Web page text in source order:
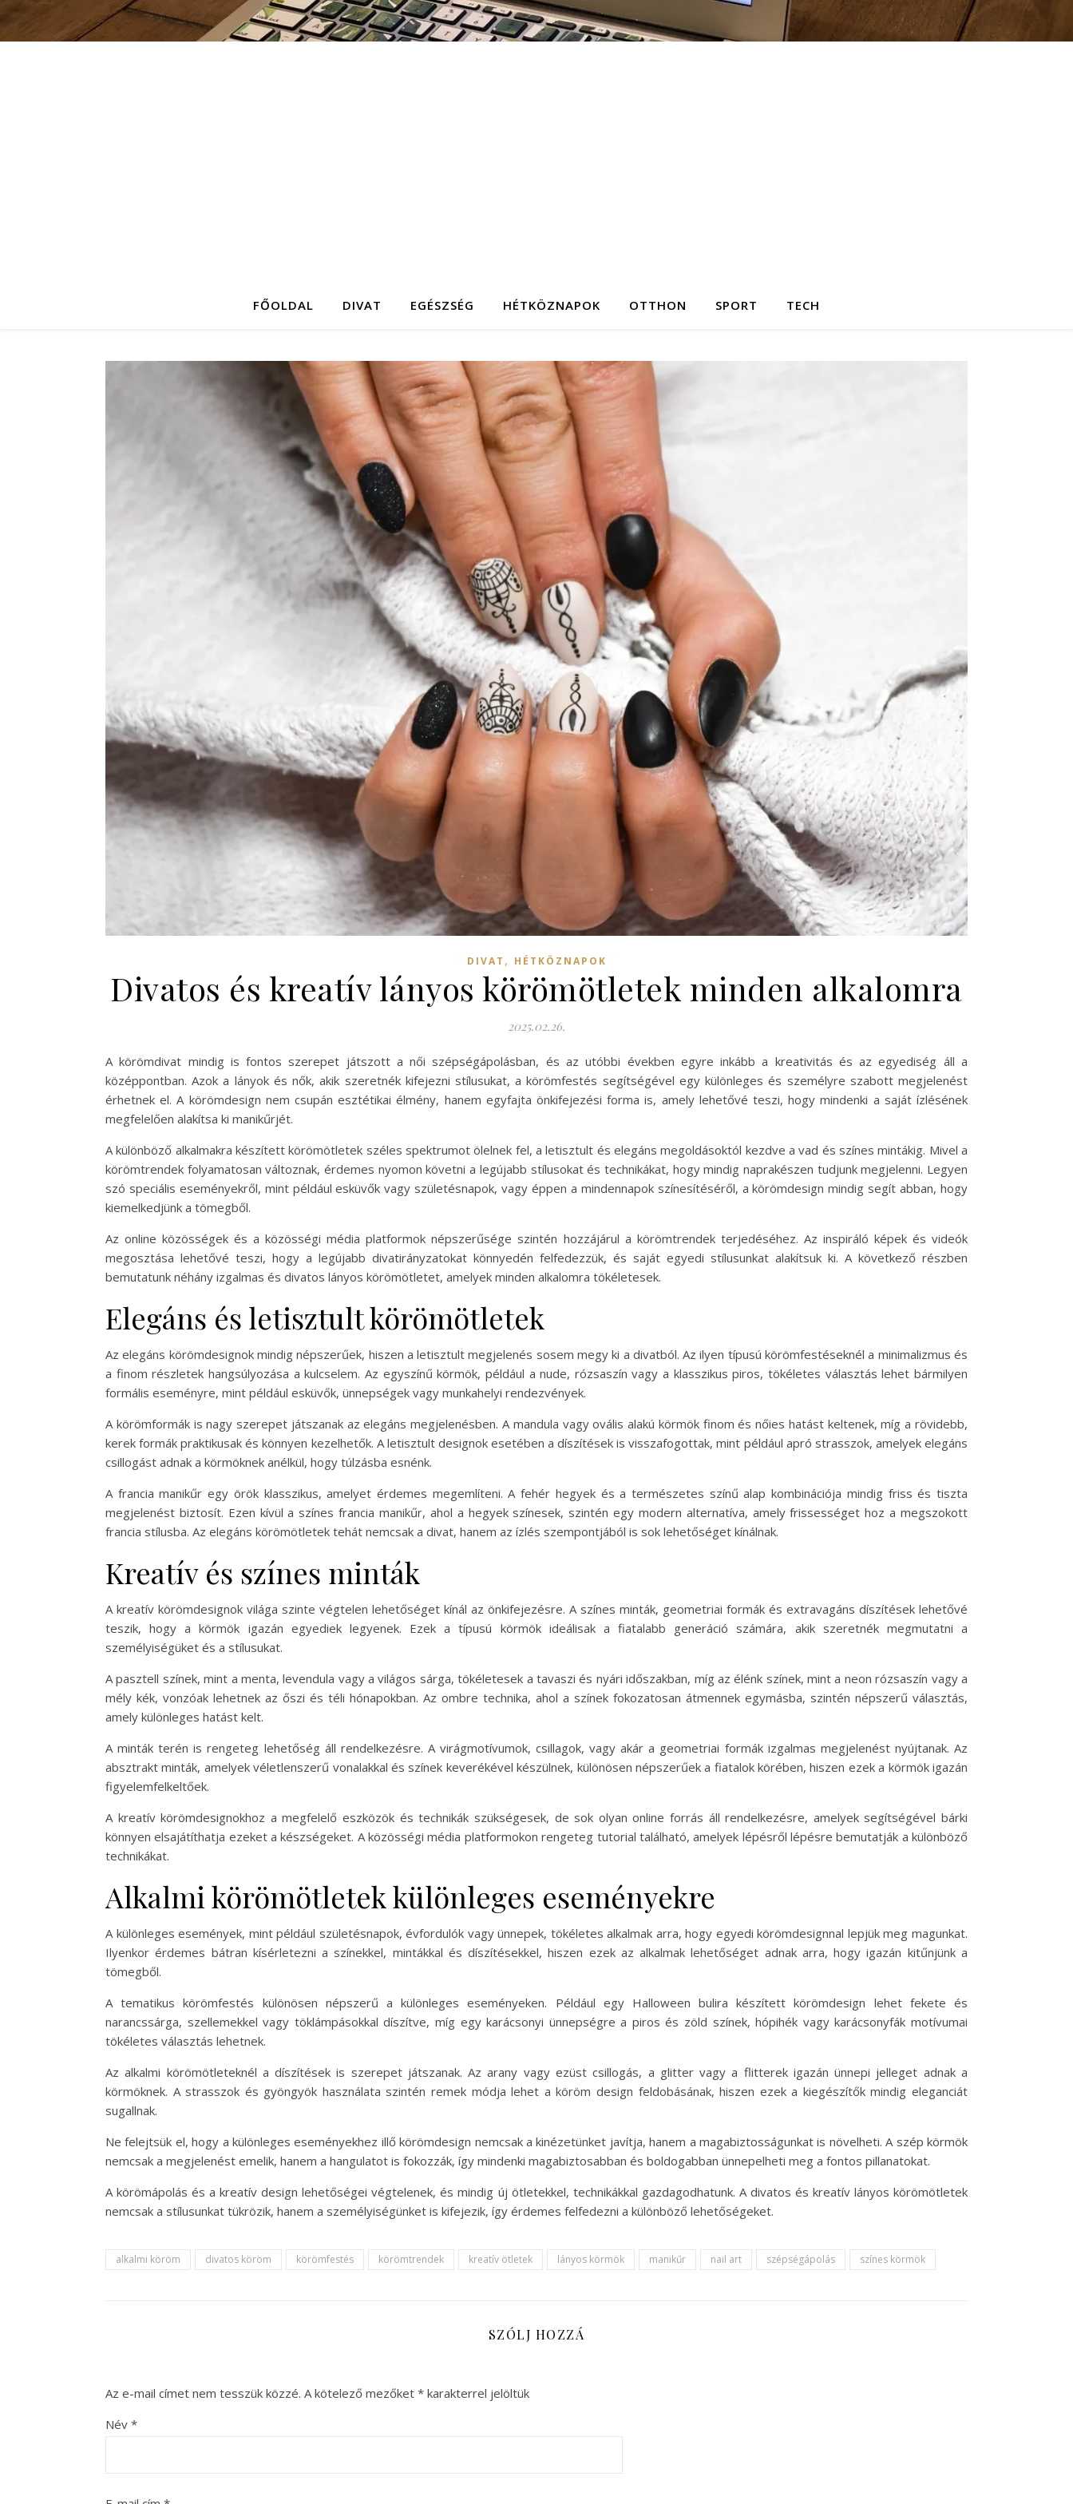
FŐOLDAL DIVAT EGÉSZSÉG HÉTKÖZNAPOK OTTHON SPORT TECH
DIVAT , HÉTKÖZNAPOK
Divatos és kreatív lányos körömötletek minden alkalomra
2025.02.26.
A körömdivat mindig is fontos szerepet játszott a női szépségápolásban, és az utóbbi években egyre inkább a kreativitás és az egyediség áll a
középpontban. Azok a lányok és nők, akik szeretnék kifejezni stílusukat, a körömfestés segítségével egy különleges és személyre szabott megjelenést
érhetnek el. A körömdesign nem csupán esztétikai élmény, hanem egyfajta önkifejezési forma is, amely lehetővé teszi, hogy mindenki a saját ízlésének
megfelelően alakítsa ki manikűrjét.
A különböző alkalmakra készített körömötletek széles spektrumot ölelnek fel, a letisztult és elegáns megoldásoktól kezdve a vad és színes mintákig. Mivel a
körömtrendek folyamatosan változnak, érdemes nyomon követni a legújabb stílusokat és technikákat, hogy mindig naprakészen tudjunk megjelenni. Legyen
szó speciális eseményekről, mint például esküvők vagy születésnapok, vagy éppen a mindennapok színesítéséről, a körömdesign mindig segít abban, hogy
kiemelkedjünk a tömegből.
Az online közösségek és a közösségi média platformok népszerűsége szintén hozzájárul a körömtrendek terjedéséhez. Az inspiráló képek és videók
megosztása lehetővé teszi, hogy a legújabb divatirányzatokat könnyedén felfedezzük, és saját egyedi stílusunkat alakítsuk ki. A következő részben
bemutatunk néhány izgalmas és divatos lányos körömötletet, amelyek minden alkalomra tökéletesek.
Elegáns és letisztult körömötletek
Az elegáns körömdesignok mindig népszerűek, hiszen a letisztult megjelenés sosem megy ki a divatból. Az ilyen típusú körömfestéseknél a minimalizmus és
a finom részletek hangsúlyozása a kulcselem. Az egyszínű körmök, például a nude, rózsaszín vagy a klasszikus piros, tökéletes választás lehet bármilyen
formális eseményre, mint például esküvők, ünnepségek vagy munkahelyi rendezvények.
A körömformák is nagy szerepet játszanak az elegáns megjelenésben. A mandula vagy ovális alakú körmök finom és nőies hatást keltenek, míg a rövidebb,
kerek formák praktikusak és könnyen kezelhetők. A letisztult designok esetében a díszítések is visszafogottak, mint például apró strasszok, amelyek elegáns
csillogást adnak a körmöknek anélkül, hogy túlzásba esnénk.
A francia manikűr egy örök klasszikus, amelyet érdemes megemlíteni. A fehér hegyek és a természetes színű alap kombinációja mindig friss és tiszta
megjelenést biztosít. Ezen kívül a színes francia manikűr, ahol a hegyek színesek, szintén egy modern alternatíva, amely frissességet hoz a megszokott
francia stílusba. Az elegáns körömötletek tehát nemcsak a divat, hanem az ízlés szempontjából is sok lehetőséget kínálnak.
Kreatív és színes minták
A kreatív körömdesignok világa szinte végtelen lehetőséget kínál az önkifejezésre. A színes minták, geometriai formák és extravagáns díszítések lehetővé
teszik, hogy a körmök igazán egyediek legyenek. Ezek a típusú körmök ideálisak a fiatalabb generáció számára, akik szeretnék megmutatni a
személyiségüket és a stílusukat.
A pasztell színek, mint a menta, levendula vagy a világos sárga, tökéletesek a tavaszi és nyári időszakban, míg az élénk színek, mint a neon rózsaszín vagy a
mély kék, vonzóak lehetnek az őszi és téli hónapokban. Az ombre technika, ahol a színek fokozatosan átmennek egymásba, szintén népszerű választás,
amely különleges hatást kelt.
A minták terén is rengeteg lehetőség áll rendelkezésre. A virágmotívumok, csillagok, vagy akár a geometriai formák izgalmas megjelenést nyújtanak. Az
absztrakt minták, amelyek véletlenszerű vonalakkal és színek keverékével készülnek, különösen népszerűek a fiatalok körében, hiszen ezek a körmök igazán
figyelemfelkeltőek.
A kreatív körömdesignokhoz a megfelelő eszközök és technikák szükségesek, de sok olyan online forrás áll rendelkezésre, amelyek segítségével bárki
könnyen elsajátíthatja ezeket a készségeket. A közösségi média platformokon rengeteg tutorial található, amelyek lépésről lépésre bemutatják a különböző
technikákat.
Alkalmi körömötletek különleges eseményekre
A különleges események, mint például születésnapok, évfordulók vagy ünnepek, tökéletes alkalmak arra, hogy egyedi körömdesignnal lepjük meg magunkat.
Ilyenkor érdemes bátran kísérletezni a színekkel, mintákkal és díszítésekkel, hiszen ezek az alkalmak lehetőséget adnak arra, hogy igazán kitűnjünk a
tömegből.
A tematikus körömfestés különösen népszerű a különleges eseményeken. Például egy Halloween bulira készített körömdesign lehet fekete és
narancssárga, szellemekkel vagy töklámpásokkal díszítve, míg egy karácsonyi ünnepségre a piros és zöld színek, hópihék vagy karácsonyfák motívumai
tökéletes választás lehetnek.
Az alkalmi körömötleteknél a díszítések is szerepet játszanak. Az arany vagy ezüst csillogás, a glitter vagy a flitterek igazán ünnepi jelleget adnak a
körmöknek. A strasszok és gyöngyök használata szintén remek módja lehet a köröm design feldobásának, hiszen ezek a kiegészítők mindig eleganciát
sugallnak.
Ne felejtsük el, hogy a különleges eseményekhez illő körömdesign nemcsak a kinézetünket javítja, hanem a magabiztosságunkat is növelheti. A szép körmök
nemcsak a megjelenést emelik, hanem a hangulatot is fokozzák, így mindenki magabiztosabban és boldogabban ünnepelheti meg a fontos pillanatokat.
A körömápolás és a kreatív design lehetőségei végtelenek, és mindig új ötletekkel, technikákkal gazdagodhatunk. A divatos és kreatív lányos körömötletek
nemcsak a stílusunkat tükrözik, hanem a személyiségünket is kifejezik, így érdemes felfedezni a különböző lehetőségeket.
alkalmi köröm divatos köröm körömfestés körömtrendek kreatív ötletek lányos körmök manikűr nail art szépségápolás színes körmök
SZÓLJ HOZZÁ
Az e-mail címet nem tesszük közzé. A kötelező mezőket * karakterrel jelöltük
Név *